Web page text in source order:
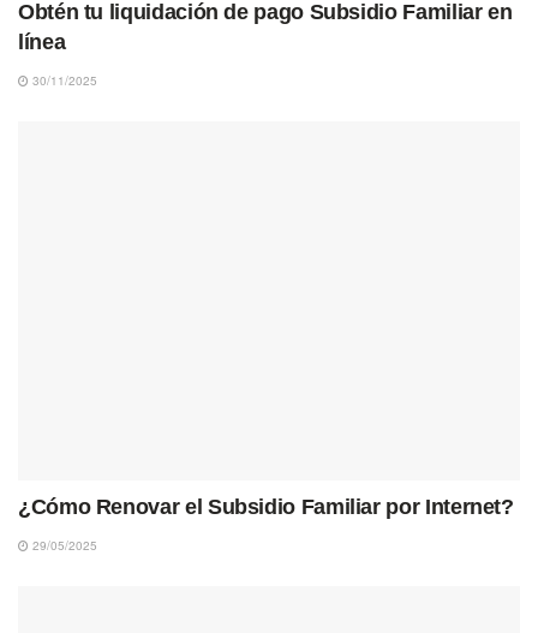
Obtén tu liquidación de pago Subsidio Familiar en
línea
30/11/2025
¿Cómo Renovar el Subsidio Familiar por Internet?
29/05/2025